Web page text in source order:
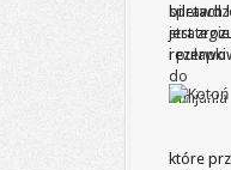
biletach
jest
które